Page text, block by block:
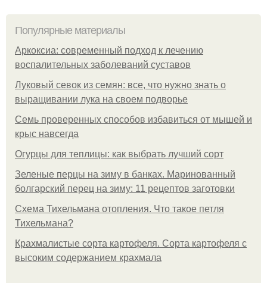
Популярные материалы
Аркоксиа: современный подход к лечению
воспалительных заболеваний суставов
Луковый севок из семян: все, что нужно знать о
выращивании лука на своем подворье
Семь проверенных способов избавиться от мышей и
крыс навсегда
Огурцы для теплицы: как выбрать лучший сорт
Зеленые перцы на зиму в банках. Маринованный
болгарский перец на зиму: 11 рецептов заготовки
Схема Тихельмана отопления. Что такое петля
Тихельмана?
Крахмалистые сорта картофеля. Сорта картофеля с
высоким содержанием крахмала